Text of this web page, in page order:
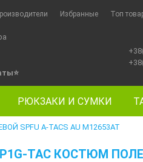
Избранные Топ
⭐
РЮКЗАКИ И СУМКИ
SPFU A-TACS AU M12653AT
P1G-TAC КОСТЮМ